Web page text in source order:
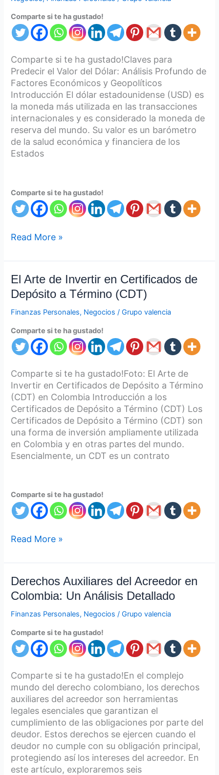
Comparte si te ha gustado!
Comparte si te ha gustado!Claves para
Predecir el Valor del Dólar: Análisis Profundo de
Factores Económicos y Geopolíticos
Introducción El dólar estadounidense (USD) es
la moneda más utilizada en las transacciones
internacionales y es considerado la moneda de
reserva del mundo. Su valor es un barómetro
de la salud económica y financiera de los
Estados
Comparte si te ha gustado!
Read More »
El Arte de Invertir en Certificados de
Depósito a Término (CDT)
Finanzas Personales, Negocios /Grupo valencia
Comparte si te ha gustado!
Comparte si te ha gustado!Foto: El Arte de
Invertir en Certificados de Depósito a Término
(CDT) en Colombia Introducción a los
Certificados de Depósito a Término (CDT) Los
Certificados de Depósito a Término (CDT) son
una forma de inversión ampliamente utilizada
en Colombia y en otras partes del mundo.
Esencialmente, un CDT es un contrato
Comparte si te ha gustado!
El
Arte
de
Invertir
Certificados
de
a
Término
(CDT)
Read More »
Derechos Auxiliares del Acreedor en
Colombia: Un Análisis Detallado
Finanzas Personales, Negocios /Grupo valencia
Comparte si te ha gustado!
Comparte si te ha gustado!En el complejo
mundo del derecho colombiano, los derechos
auxiliares del acreedor son herramientas
legales esenciales que garantizan el
cumplimiento de las obligaciones por parte del
deudor. Estos derechos se ejercen cuando el
deudor no cumple con su obligación principal,
protegiendo así los intereses del acreedor. En
este artículo, exploraremos seis
Derechos
Auxiliares
del
Acreedor
Colombia:
Un
Detallado